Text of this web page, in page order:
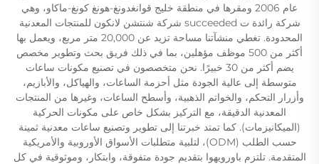
عام 2006 ومقرها في منطقة خليج قوانغدونغ-هونغ كونغ-ماكاو، وهي
شركة رائدة ت succeeded شركة شنتشن لانكون للمنتجات المعدنية
المحدودة. تغطي منشآتنا مساحة تزيد عن 20,000 متر مربع، ويعمل بها
أكثر من 500 موظف مؤهلين، بما في ذلك فريق بحث وتطوير مخصص
يضم أكثر من 30 خبيرًا. نحن متخصصون في تصنيع مكونات ساعات
متوسطة إلى عالية الجودة مثل أحزمة الساعات، والهياكل، والأبازيم،
وأزرار التحكم، والخواتم الذهبية، وأسطح الساعات، وغيرها من المنتجات
المعدنية الدقيقة، مع التركيز بشكل خاص على مكونات الحركية
(الميكانيزمات). كما تمتد خبرتنا إلى تطوير وتصنيع ساعات معدنية ثمينة
حسب الطلب (ODM)، لتلبية متطلبات الأسواق الأوروبية والأمريكية
المتقدمة. تلتزم باورويهوا بتقديم جودة متفوقة، وابتكار، وموثوقية في كل